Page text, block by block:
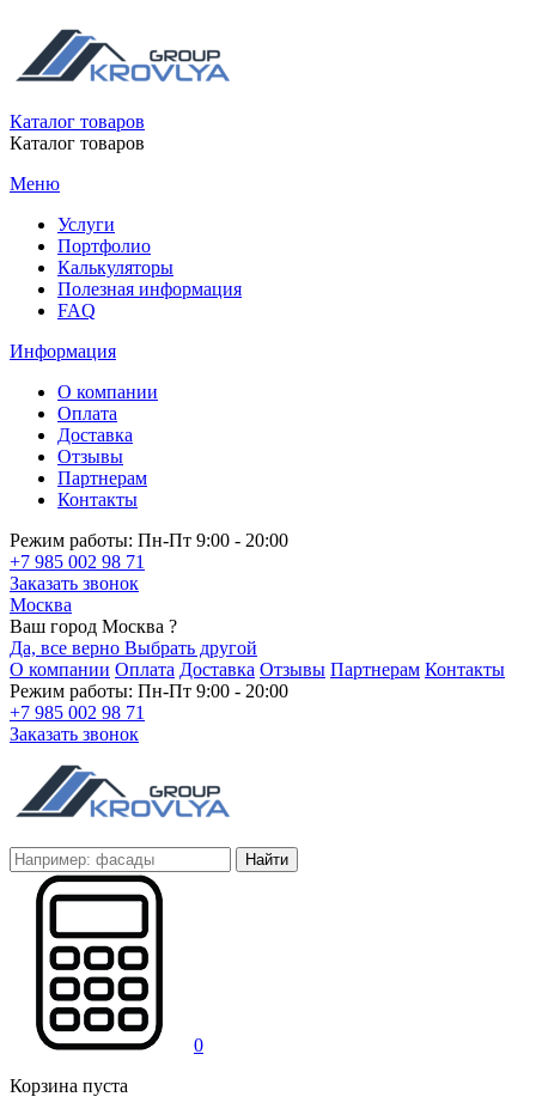
Каталог товаров
Каталог товаров
Меню
Услуги
Портфолио
Калькуляторы
Полезная информация
FAQ
Информация
О компании
Оплата
Доставка
Отзывы
Партнерам
Контакты
Режим работы: Пн-Пт 9:00 - 20:00
+7 985 002 98 71
Заказать звонок
Москва
Ваш город Москва ?
Да, все верно Выбрать другой
О компании Оплата Доставка Отзывы Партнерам Контакты
Режим работы: Пн-Пт 9:00 - 20:00
+7 985 002 98 71
Заказать звонок
Найти
0
Корзина пуста